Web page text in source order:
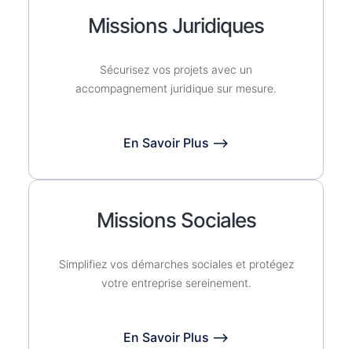
Missions Juridiques
Sécurisez vos projets avec un
accompagnement juridique sur mesure.
En Savoir Plus ⟶
Missions Sociales
Simplifiez vos démarches sociales et protégez
votre entreprise sereinement.
En Savoir Plus ⟶